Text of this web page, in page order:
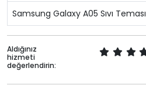
Samsung Galaxy A05 Sıvı Teması
Aldığınız
hizmeti
değerlendirin: